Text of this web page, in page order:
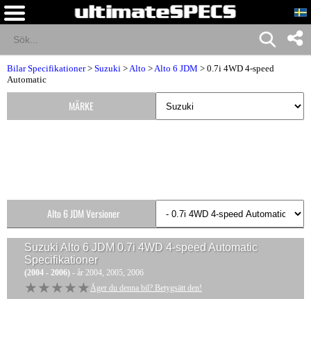
Bilar Specifikationer> Suzuki >Alto >Alto 6 JDM > 0.7i 4WD 4-speed
Automatic
Suzuki Alto 6 JDM 0.7i 4WD 4-speed Automatic
Specifikationer
(2004 - 2006) - år 2004, 2005, 2006
★★★★★
★★★★★ Äger du denna bil? Betygsätt den!
MÄRKE
Alto 6 JDM Versioner